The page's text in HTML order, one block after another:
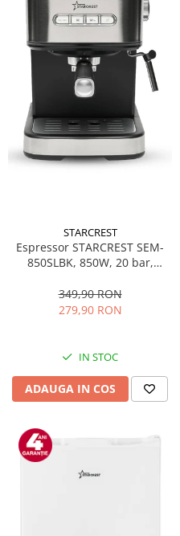
STARCREST
Espressor STARCREST SEM-
850SLBK, 850W, 20 bar,
dispozitiv spumare, filtru
dublu din inox, Negru/Inox
349,90 RON
279,90 RON
IN STOC
ADAUGA IN COS